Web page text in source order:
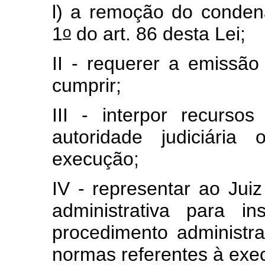
l) a remoção do
1o do art. 86 desta Lei;
II - requerer a
cumprir;
III - interpor recursos
autoridade judiciária
execução;
IV - representar ao
administrativa para
procedimento
normas referentes à